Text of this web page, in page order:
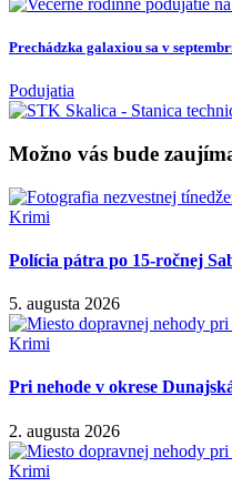
Prechádzka galaxiou sa v
Podujatia
Možno vás bude
Krimi
Polícia pátra po 15-ročnej
5. augusta 2026
Krimi
Pri nehode v okrese
2. augusta 2026
Krimi